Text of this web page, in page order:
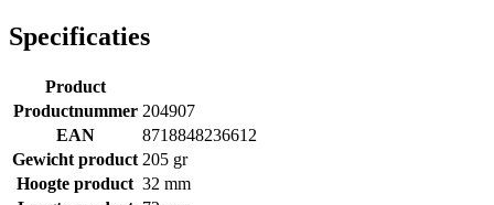
Specificaties
Product
Productnummer 204907
EAN
8718848236612
Gewicht product 205 gr
Hoogte product 32 mm